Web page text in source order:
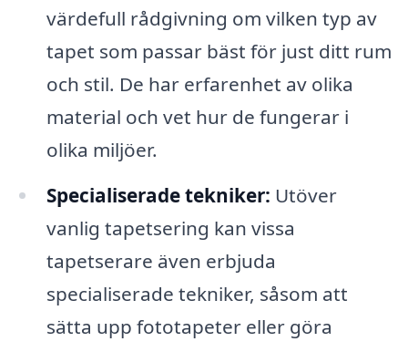
värdefull rådgivning om vilken typ av
tapet som passar bäst för just ditt rum
och stil. De har erfarenhet av olika
material och vet hur de fungerar i
olika miljöer.
Specialiserade tekniker: Utöver
vanlig tapetsering kan vissa
tapetserare även erbjuda
specialiserade tekniker, såsom att
sätta upp fototapeter eller göra